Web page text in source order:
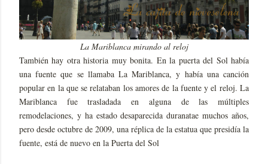
La Mariblanca mirando al reloj
También hay otra historia muy bonita. En la puerta del Sol había
una fuente que se llamaba La Mariblanca, y había una canción
popular en la que se relataban los amores de la fuente y el reloj. La
Mariblanca fue trasladada en alguna de las múltiples
remodelaciones, y ha estado desaparecida duranatae muchos años,
pero desde octubre de 2009, una réplica de la estatua que presidía la
fuente, está de nuevo en la Puerta del Sol